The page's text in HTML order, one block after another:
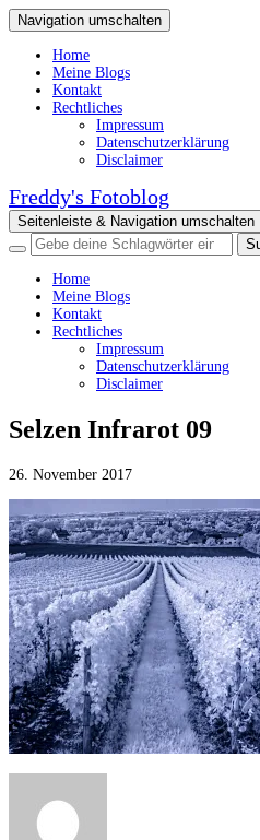
Navigation umschalten
Home
Meine Blogs
Kontakt
Rechtliches
Impressum
Datenschutzerklärung
Disclaimer
Freddy's Fotoblog
Seitenleiste & Navigation umschalten
Home
Meine Blogs
Kontakt
Rechtliches
Impressum
Datenschutzerklärung
Disclaimer
Selzen Infrarot 09
26. November 2017